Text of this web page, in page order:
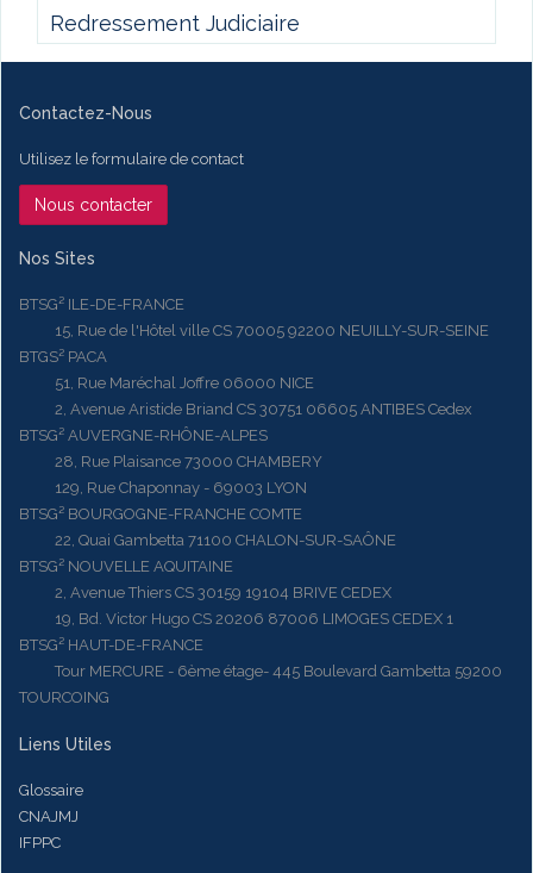
Redressement Judiciaire
Contactez-Nous
Utilisez le formulaire de contact
Nous contacter
Nos Sites
BTSG² ILE-DE-FRANCE
15, Rue de l'Hôtel ville CS 70005 92200 NEUILLY-SUR-SEINE
BTGS² PACA
51, Rue Maréchal Joffre 06000 NICE
2, Avenue Aristide Briand CS 30751 06605 ANTIBES Cedex
BTSG² AUVERGNE-RHÔNE-ALPES
28, Rue Plaisance 73000 CHAMBERY
129, Rue Chaponnay - 69003 LYON
BTSG² BOURGOGNE-FRANCHE COMTE
22, Quai Gambetta 71100 CHALON-SUR-SAÔNE
BTSG² NOUVELLE AQUITAINE
2, Avenue Thiers CS 30159 19104 BRIVE CEDEX
19, Bd. Victor Hugo CS 20206 87006 LIMOGES CEDEX 1
BTSG² HAUT-DE-FRANCE
Tour MERCURE - 6ème étage- 445 Boulevard Gambetta 59200
TOURCOING
Liens Utiles
Glossaire
CNAJMJ
IFPPC